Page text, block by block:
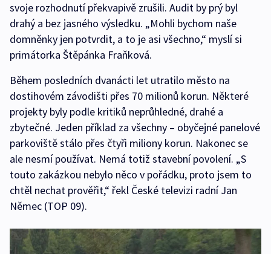
svoje rozhodnutí překvapivě zrušili. Audit by prý byl
drahý a bez jasného výsledku. „Mohli bychom naše
domněnky jen potvrdit, a to je asi všechno,“ myslí si
primátorka Štěpánka Fraňková.
Během posledních dvanácti let utratilo město na
dostihovém závodišti přes 70 milionů korun. Některé
projekty byly podle kritiků neprůhledné, drahé a
zbytečné. Jeden příklad za všechny – obyčejné panelové
parkoviště stálo přes čtyři miliony korun. Nakonec se
ale nesmí používat. Nemá totiž stavební povolení. „S
touto zakázkou nebylo něco v pořádku, proto jsem to
chtěl nechat prověřit,“ řekl České televizi radní Jan
Němec (TOP 09).